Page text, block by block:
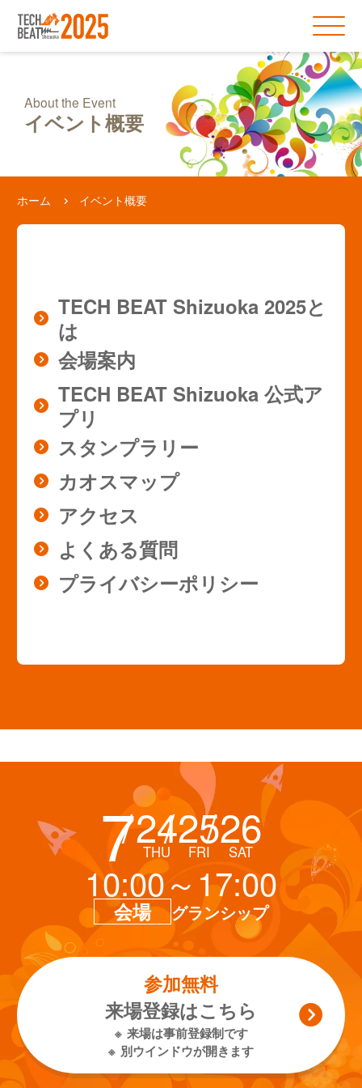
About the Event
イベント概要
ホーム イベント概要
TECH BEAT Shizuoka 2025と
は
会場案内
TECH BEAT Shizuoka 公式ア
プリ
スタンプラリー
カオスマップ
アクセス
よくある質問
プライバシーポリシー
724
THU 25
FRI 26
SAT
10:00～17:00
会場 グランシップ
参加無料
来場登録はこちら
来場は事前登録制です
別ウインドウが開きます